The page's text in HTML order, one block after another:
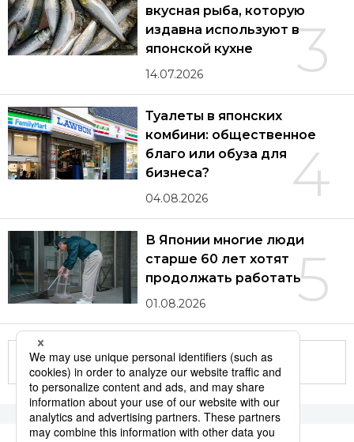
3
вкусная рыба, которую
издавна используют в
японской кухне
14.07.2026
4
Туалеты в японских
комбини: общественное
благо или обуза для
бизнеса?
04.08.2026
5
В Японии многие люди
старше 60 лет хотят
продолжать работать
01.08.2026
Другие статьи по теме